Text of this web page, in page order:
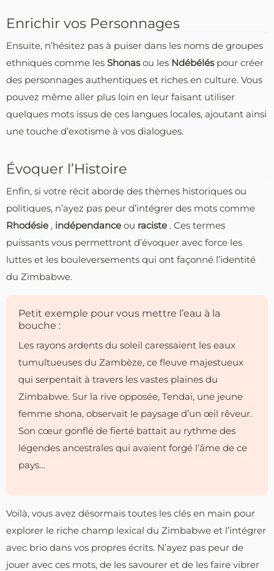
Enrichir vos Personnages
Ensuite, n’hésitez pas à puiser dans les noms de groupes
ethniques comme les Shonasou les Ndébélés pour créer
des personnages authentiques et riches en culture. Vous
pouvez même aller plus loin en leur faisant utiliser
quelques mots issus de ces langues locales, ajoutant ainsi
une touche d’exotisme à vos dialogues.
Évoquer l’Histoire
Enfin, si votre récit aborde des thèmes historiques ou
politiques, n’ayez pas peur d’intégrer des mots comme
Rhodésie , indépendance ou raciste . Ces termes
puissants vous permettront d’évoquer avec force les
luttes et les bouleversements qui ont façonné l’identité
du Zimbabwe.
Petit exemple pour vous mettre l’eau à la
bouche :
Les rayons ardents du soleil caressaient les eaux
tumultueuses du Zambèze, ce fleuve majestueux
qui serpentait à travers les vastes plaines du
Zimbabwe. Sur la rive opposée, Tendai, une jeune
femme shona, observait le paysage d’un œil rêveur.
Son cœur gonflé de fierté battait au rythme des
légendes ancestrales qui avaient forgé l’âme de ce
pays…
Voilà, vous avez désormais toutes les clés en main pour
explorer le riche champ lexical du Zimbabwe et l’intégrer
avec brio dans vos propres écrits. N’ayez pas peur de
jouer avec ces mots, de les savourer et de les faire vibrer